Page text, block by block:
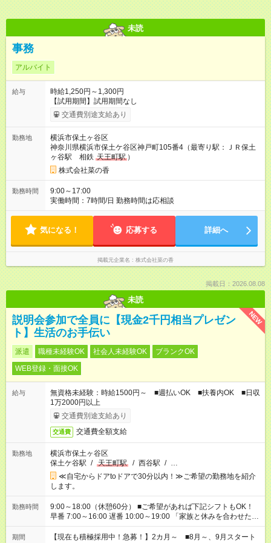
未読
事務
アルバイト
給与
時給1,250円～1,300円
【試用期間】試用期間なし
交通費別途支給あり
勤務地
横浜市保土ヶ谷区
神奈川県横浜市保土ケ谷区神戸町105番4（最寄り駅：ＪＲ保土
ヶ谷駅 相鉄 天王町駅 ）
株式会社菜の香
勤務時間
9:00～17:00
実働時間：7時間/日 勤務時間は応相談
気になる！ 応募する 詳細へ
掲載元企業名 株式会社菜の香
掲載日：2026.08.08
未読
NEW
説明会参加で全員に【現金2千円相当プレゼン
ト】生活のお手伝い
派遣 職種未経験OK 社会人未経験OK
ブランクOK
WEB登録・面接OK
給与
無資格未経験：時給1500円～ ■週払いOK ■扶養内OK ■日収
1万2000円以上
交通費別途支給あり
交通費 交通費全額支給
勤務地
横浜市保土ヶ谷区
保土ケ谷駅 / 天王町駅 / 西谷駅 / …
≪自宅からドアtoドアで30分以内！≫ご希望の勤務地を紹介
します。
勤務時間
9:00～18:00（休憩60分） ■ご希望があれば下記シフトもOK！
早番 7:00～16:00 遅番 10:00～19:00 「家族と休みを合わせた
い」 「余裕を持って夕飯の準備がしたい」 「できれば残業はし
たくない」 など、ご希望を教えてくださいね。 ※Wワーク希望
期間
【現在も積極採用中！急募！】2カ月～ ■8月～、9月スタート